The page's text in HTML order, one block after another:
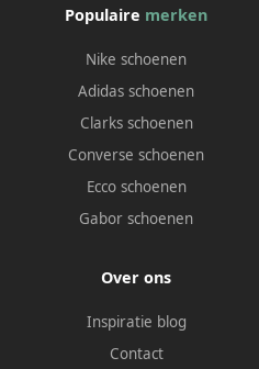
Populaire merken
Nike schoenen
Adidas schoenen
Clarks schoenen
Converse schoenen
Ecco schoenen
Gabor schoenen
Over ons
Inspiratie blog
Contact